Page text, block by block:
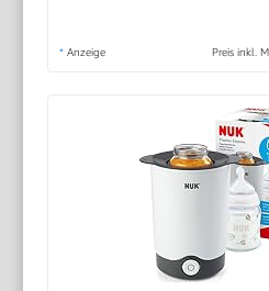
* Anzeige Preis inkl.